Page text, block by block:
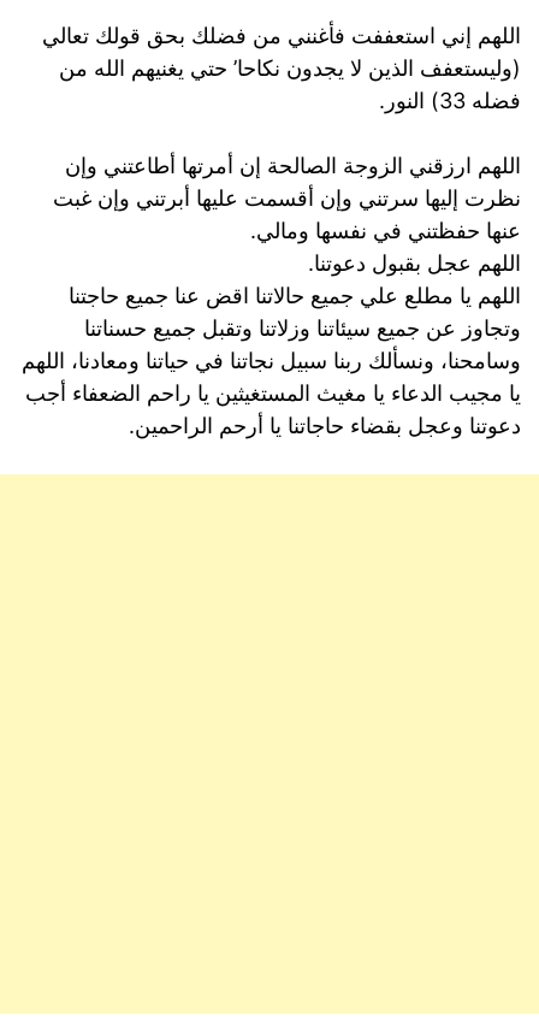
اللهم إني استعففت فأغنني من فضلك بحق قولك تعالي
(وليستعفف الذين لا يجدون نكاحا’ حتي يغنيهم الله من
فضله 33) النور.
اللهم ارزقني الزوجة الصالحة إن أمرتها أطاعتني وإن
نظرت إليها سرتني وإن أقسمت عليها أبرتني وإن غبت
عنها حفظتني في نفسها ومالي.
اللهم عجل بقبول دعوتنا.
اللهم يا مطلع علي جميع حالاتنا اقض عنا جميع حاجتنا
وتجاوز عن جميع سيئاتنا وزلاتنا وتقبل جميع حسناتنا
وسامحنا، ونسألك ربنا سبيل نجاتنا في حياتنا ومعادنا، اللهم
يا مجيب الدعاء يا مغيث المستغيثين يا راحم الضعفاء أجب
دعوتنا وعجل بقضاء حاجاتنا يا أرحم الراحمين.